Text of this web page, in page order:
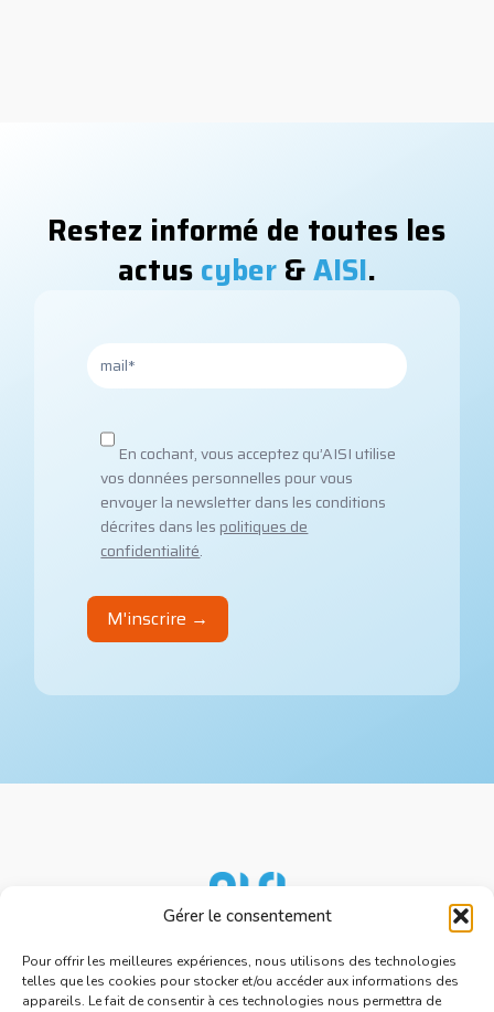
Gérer le consentement
Pour offrir les meilleures expériences, nous utilisons des technologies
telles que les cookies pour stocker et/ou accéder aux informations des
appareils. Le fait de consentir à ces technologies nous permettra de
Restez informé de toutes les
actuscyber&AISI.
En cochant, vous acceptez qu’AISI utilise
vos données personnelles pour vous
envoyer la newsletter dans les conditions
décrites dans les politiques de
confidentialité.
Ressources
À propos d'AISI